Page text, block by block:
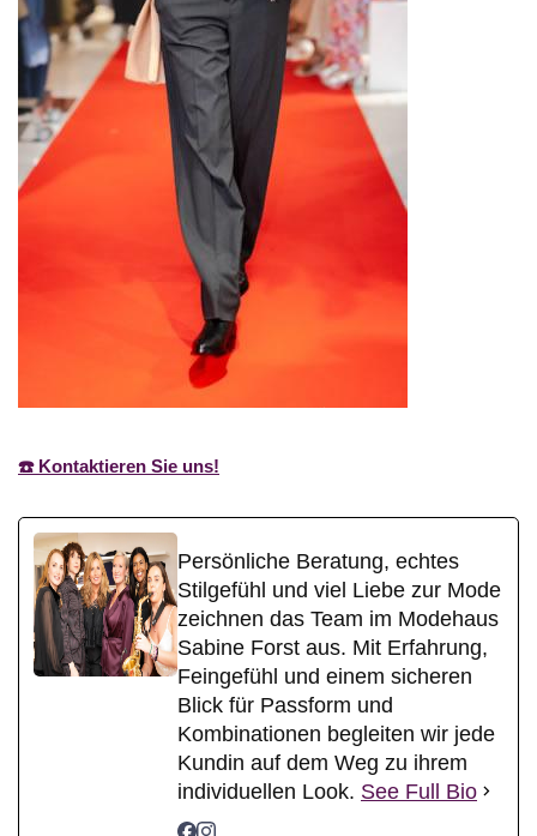
☎️ Kontaktieren Sie uns!
Persönliche Beratung, echtes
Stilgefühl und viel Liebe zur Mode
zeichnen das Team im Modehaus
Sabine Forst aus. Mit Erfahrung,
Feingefühl und einem sicheren
Blick für Passform und
Kombinationen begleiten wir jede
Kundin auf dem Weg zu ihrem
individuellen Look. See Full Bio